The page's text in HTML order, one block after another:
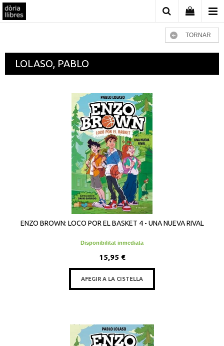
TORNAR
LOLASO, PABLO
ENZO BROWN: LOCO POR EL BASKET 4 - UNA NUEVA RIVAL
Disponibilitat inmediata
15,95 €
AFEGIR A LA CISTELLA